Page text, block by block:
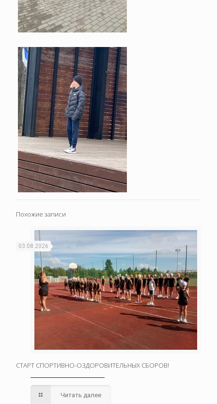
Похожие записи
03.08.2026
СТАРТ СПОРТИВНО-ОЗДОРОВИТЕЛЬНЫХ СБОРОВ!
Читать далее